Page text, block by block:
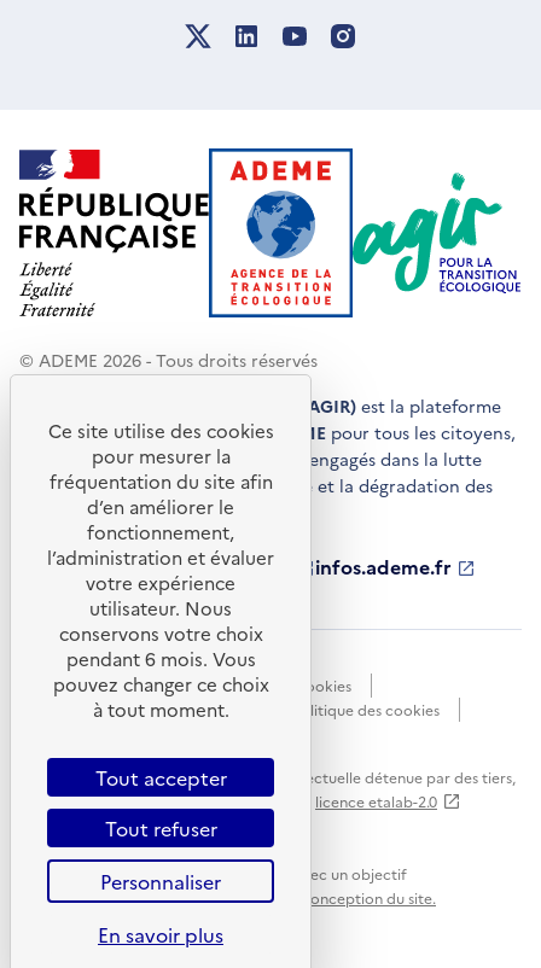
© ADEME 2026 - Tous droits réservés
Agir pour la transition écologique (AGIR) est la plateforme
de conseils et de services de l'ADEME pour tous les citoyens,
acteurs économiques et territoires engagés dans la lutte
contre le réchauffement climatique et la dégradation des
ressources.
ademe.fr
S'ouvre
nouvelle
fenêtre
librairie.ademe.fr
S'ouvre
dans
une
nouvelle
fenêtre
infos.ademe.fr
S'ouvre
nouvelle
ademe.fr/presse
S'ouvre
nouvelle
fenêtre
Accessibilité : non conforme
Données personnelles
Gestion des cookies
Mentions légales
Plan du site
Politique des cookies
dans
nouvelle
Sauf mention explicite de propriété intellectuelle détenue par des tiers,
les contenus de ce site sont proposés sous licence etalab-2.0
Ce site internet est pensé et développé avec un objectif
d'écoconception.En savoir plus sur l'écoconception du site.
Ce site utilise des cookies
pour mesurer la
fréquentation du site afin
d’en améliorer le
fonctionnement,
l’administration et évaluer
votre expérience
utilisateur. Nous
conservons votre choix
pendant 6 mois. Vous
pouvez changer ce choix
à tout moment.
Tout accepter
Tout refuser
Personnaliser
En savoir plus